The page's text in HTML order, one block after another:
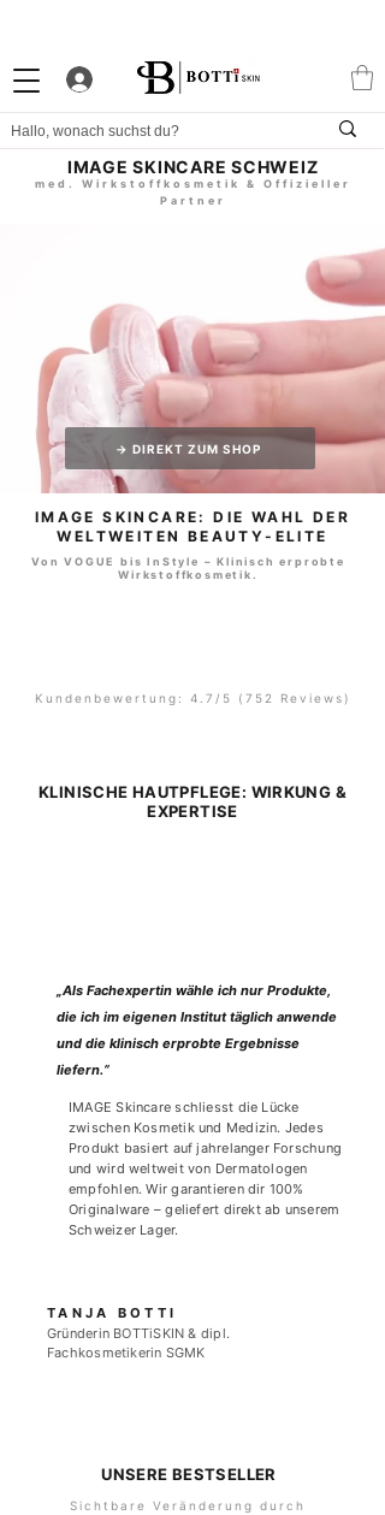
IMAGE SKINCARE SCHWEIZ
med. Wirkstoffkosmetik & Offizieller
Partner
→ DIREKT ZUM SHOP
IMAGE SKINCARE: DIE WAHL DER
WELTWEITEN BEAUTY-ELITE
Von VOGUE bis InStyle – Klinisch erprobte
Wirkstoffkosmetik.
Kundenbewertung: 4.7/5 (752 Reviews)
KLINISCHE HAUTPFLEGE: WIRKUNG &
EXPERTISE
„Als Fachexpertin wähle ich nur Produkte,
die ich im eigenen Institut täglich anwende
und die klinisch erprobte Ergebnisse
liefern.“
IMAGE Skincare schliesst die Lücke
zwischen Kosmetik und Medizin. Jedes
Produkt basiert auf jahrelanger Forschung
und wird weltweit von Dermatologen
empfohlen. Wir garantieren dir 100%
Originalware – geliefert direkt ab unserem
Schweizer Lager.
TANJA BOTTI
Gründerin BOTTiSKIN & dipl.
Fachkosmetikerin SGMK
UNSERE BESTSELLER
Sichtbare Veränderung durch